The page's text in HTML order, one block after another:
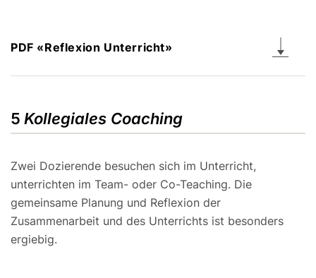
PDF «Reflexion Unterricht»
5 Kollegiales Coaching
Zwei Dozierende besuchen sich im Unterricht,
unterrichten im Team- oder Co-Teaching. Die
gemeinsame Planung und Reflexion der
Zusammenarbeit und des Unterrichts ist besonders
ergiebig.